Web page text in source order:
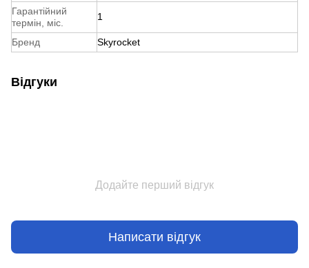
Гарантійний
термін, міс.
1
Бренд Skyrocket
Відгуки
Додайте перший відгук
Написати відгук